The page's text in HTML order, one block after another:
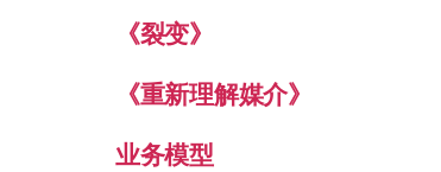
《裂变》
《重新理解媒介》
业务模型